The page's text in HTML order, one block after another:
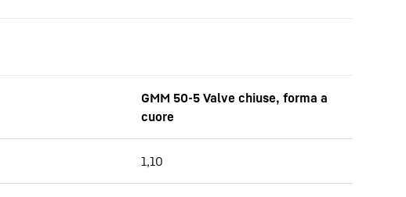
GMM 50-5 Valve chiuse, forma a
cuore
1,10